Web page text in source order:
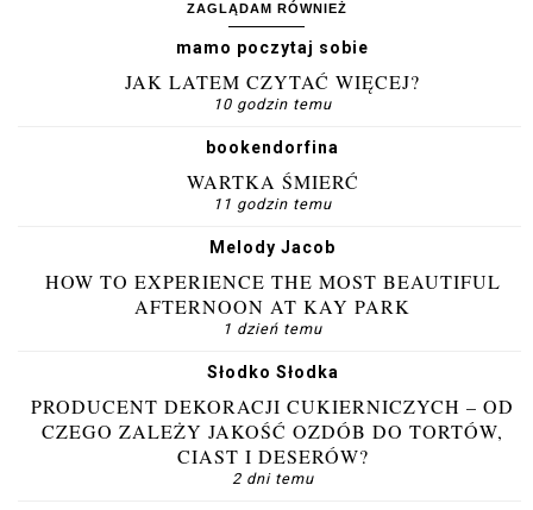
ZAGLĄDAM RÓWNIEŻ
mamo poczytaj sobie
JAK LATEM CZYTAĆ WIĘCEJ?
10 godzin temu
bookendorfina
WARTKA ŚMIERĆ
11 godzin temu
Melody Jacob
HOW TO EXPERIENCE THE MOST BEAUTIFUL
AFTERNOON AT KAY PARK
1 dzień temu
Słodko Słodka
PRODUCENT DEKORACJI CUKIERNICZYCH – OD
CZEGO ZALEŻY JAKOŚĆ OZDÓB DO TORTÓW,
CIAST I DESERÓW?
2 dni temu